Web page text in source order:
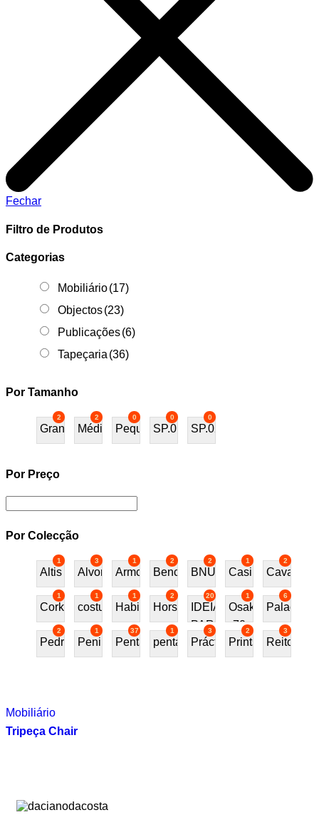
Fechar
Filtro de Produtos
Categorias
Mobiliário(17)
Objectos(23)
Publicações(6)
Tapeçaria (36)
Por Tamanho
2
Grande
2
Médio
0
Pequeno
0
SP.01
0
SP.02
Por Preço
Por Colecção
1
Altis
3
Alvor
1
Armchair
2
Bench
2
BNU
1
Casino
2
Cavalos
1
Cork
1
costureira
1
Habitat70
2
Horses
20
IDEIAS
PARA
PRESENTE
1
Osaka
70
6
Palace
2
Pedra
1
Peninsular
37
Penta
1
pentafurniture
3
Práctica
2
Prints
3
Reitoria
Mobiliário
Tripeça Chair